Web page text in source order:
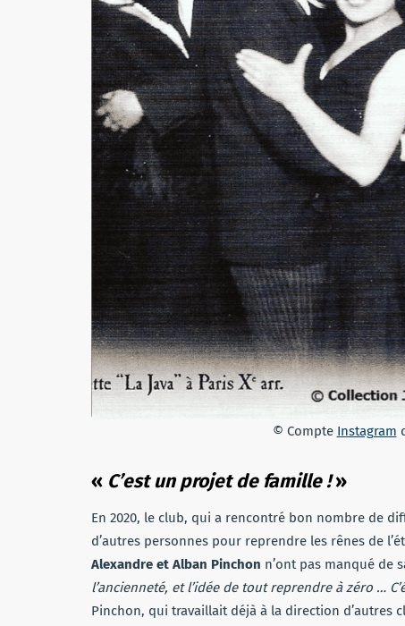
© Compte Instagram
« C’est un projet de famille !»
En 2020, le club, qui a rencontré bon nombre de
d’autres personnes pour reprendre les rênes de
Alexandre et Alban Pinchon n’ont pas manqué de
l’ancienneté, et l’idée de tout reprendre à zéro …
Pinchon, qui travaillait déjà à la direction d’autres